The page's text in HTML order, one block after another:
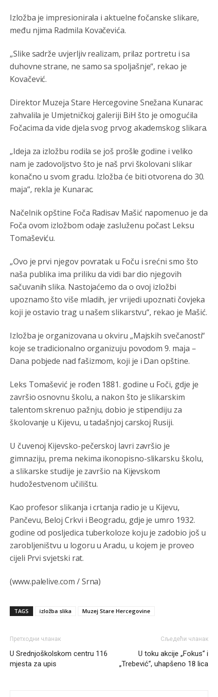
Izložba je impresionirala i aktuelne fočanske slikare,
među njima Radmila Kovačevića.
„Slike sadrže uvjerljiv realizam, prilaz portretu i sa
duhovne strane, ne samo sa spoljašnje“, rekao je
Kovačević.
Direktor Muzeja Stare Hercegovine Snežana Kunarac
zahvalila je Umjetničkoj galeriji BiH što je omogućila
Fočacima da vide djela svog prvog akademskog slikara.
„Ideja za izložbu rodila se još prošle godine i veliko
nam je zadovoljstvo što je naš prvi školovani slikar
konačno u svom gradu. Izložba će biti otvorena do 30.
maja“, rekla je Kunarac.
Načelnik opštine Foča Radisav Mašić napomenuo je da
Foča ovom izložbom odaje zasluženu počast Leksu
Tomaševiću.
„Ovo je prvi njegov povratak u Foču i srećni smo što
naša publika ima priliku da vidi bar dio njegovih
sačuvanih slika. Nastojaćemo da o ovoj izložbi
upoznamo što više mladih, jer vrijedi upoznati čovjeka
koji je ostavio trag u našem slikarstvu“, rekao je Mašić.
Izložba je organizovana u okviru „Majskih svečanosti“
koje se tradicionalno organizuju povodom 9. maja –
Dana pobjede nad fašizmom, koji je i Dan opštine.
Leks Tomašević je rođen 1881. godine u Foči, gdje je
završio osnovnu školu, a nakon što je slikarskim
talentom skrenuo pažnju, dobio je stipendiju za
školovanje u Kijevu, u tadašnjoj carskoj Rusiji.
U čuvenoj Kijevsko-pečerskoj lavri završio je
gimnaziju, prema nekima ikonopisno-slikarsku školu,
a slikarske studije je završio na Kijevskom
hudožestvenom učilištu.
Kao profesor slikanja i crtanja radio je u Kijevu,
Pančevu, Beloj Crkvi i Beogradu, gdje je umro 1932.
godine od posljedica tuberkoloze koju je zadobio još u
zarobljeništvu u logoru u Aradu, u kojem je proveo
cijeli Prvi svjetski rat.
(www.palelive.com / Srna)
TAGS izložba slika Muzej Stare Hercegovine
Претходни чланак
U Srednjoškolskom centru 116
mjesta za upis
Сљедећи чланак
U toku akcije „Fokus“ i
„Trebević“, uhapšeno 18 lica
prijateljstvo!!
791 BiH nije priznala Kosovo kao nezavisnu državu jer
genocidna tvorevina pravi smetnju a recimo Srbija je
svakom proizvodu iz Srbije stoji -
uvoznik za Kosovo
Анонимно2806721 8/6/2026 12:45
Sve i da se nekim čudom vojska Srbije "vrati" na
Kosovo-kome će se vratiti? Gdje je dobrodošla i koga
da brani? A imamo vojsku Kosova kojoj želimo svako
Анонимно2808202 8/6/2026 1:38
i mi tebi želimo dug život i tešku bolest
Akò se prevede...manji umro nego sto se rodio.
Анонимно2806721
Анонимно2808843 8/6/2026 6:20
Анонимно2810587 8/7/2026 11:11
Evo dasak vijetra s Romanije,neko iz publike povika,ma
pusti ih ciganija...pocetkom ovog vjeka,neko rece za
Radovana i Ratka kaki su oni srbi...i poce dalje da
besjedi znam ja dobro sta je bilo u Ag-ci...
Анонимно2810587 8/7/2026 11:21
O kako su cudni lvi ljudi,uzeli bi sve da mogu...a ja srce
na iso ce mjesto leci!
Анонимно2810587
Nije u svijetu problem,nahraniti siromasnd,kako nahraniti
bogate!?
Анонимно2810587 8/7/2026 11:26
Pozdrav,evo hvata me meze.
Анонимно2811968 8/7/2026 11:38
Sta bi rekao
Анонимно2811968 8/7/2026
pametne i postene.
zdravlje.Nitibogastva kao st je mir i Boziji blagosov!